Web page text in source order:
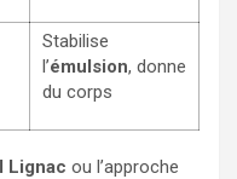
Stabilise
l’émulsion, donne
du corps
Lignac ou l’approche